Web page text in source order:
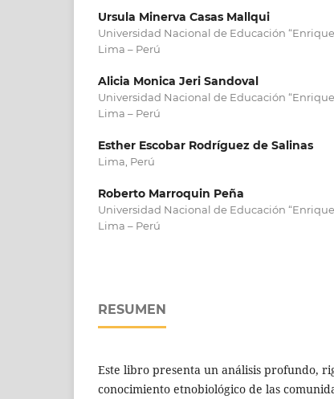
Ursula Minerva Casas Mallqui
Universidad Nacional de Educación
Lima – Perú
Alicia Monica Jeri Sandoval
Universidad Nacional de Educación
Lima – Perú
Esther Escobar Rodríguez de Salinas
Lima, Perú
Roberto Marroquin Peña
Universidad Nacional de Educación
Lima – Perú
RESUMEN
Este libro presenta un análisis profundo,
conocimiento etnobiológico de las